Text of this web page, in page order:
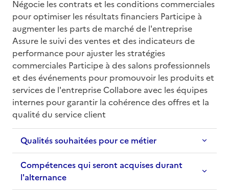
Négocie les contrats et les conditions commerciales
pour optimiser les résultats financiers Participe à
augmenter les parts de marché de l'entreprise
Assure le suivi des ventes et des indicateurs de
performance pour ajuster les stratégies
commerciales Participe à des salons professionnels
et des événements pour promouvoir les produits et
services de l'entreprise Collabore avec les équipes
internes pour garantir la cohérence des offres et la
qualité du service client
Qualités souhaitées pour ce métier
Compétences qui seront acquises durant
l'alternance